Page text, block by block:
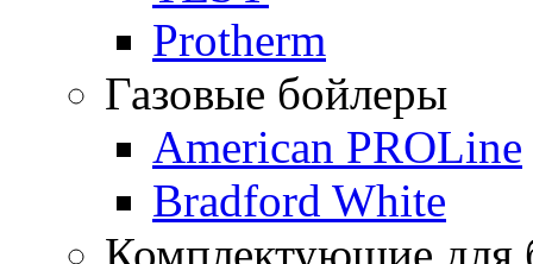
Protherm
Газовые бойлеры
American PROLine
Bradford White
Комплектующие для